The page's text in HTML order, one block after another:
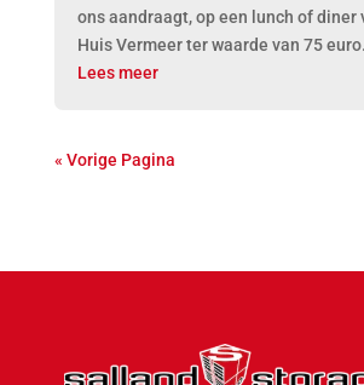
ons aandraagt, op een lunch of diner
Huis Vermeer ter waarde van 75 euro.
Lees meer
« Vorige Pagina